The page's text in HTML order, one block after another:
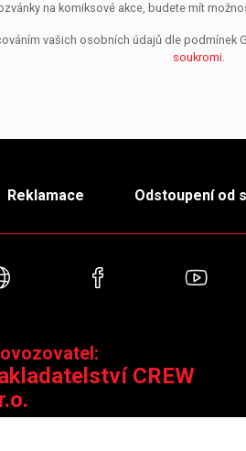
na komiksové akce, budete mít
vašich osobních údajů dle podmínek
soukromi.
Reklamace Odstoupení od
Webové stránkyFacebook
CREW